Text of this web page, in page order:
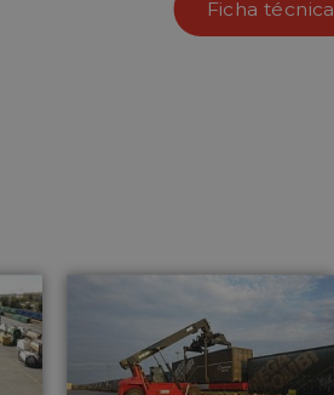
Ficha técnica